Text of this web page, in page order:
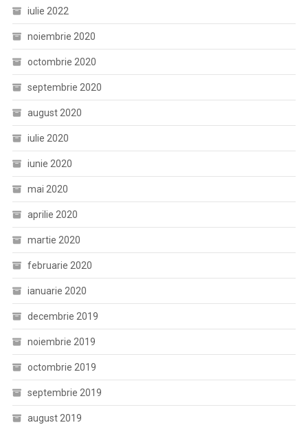
iulie 2022
noiembrie 2020
octombrie 2020
septembrie 2020
august 2020
iulie 2020
iunie 2020
mai 2020
aprilie 2020
martie 2020
februarie 2020
ianuarie 2020
decembrie 2019
noiembrie 2019
octombrie 2019
septembrie 2019
august 2019